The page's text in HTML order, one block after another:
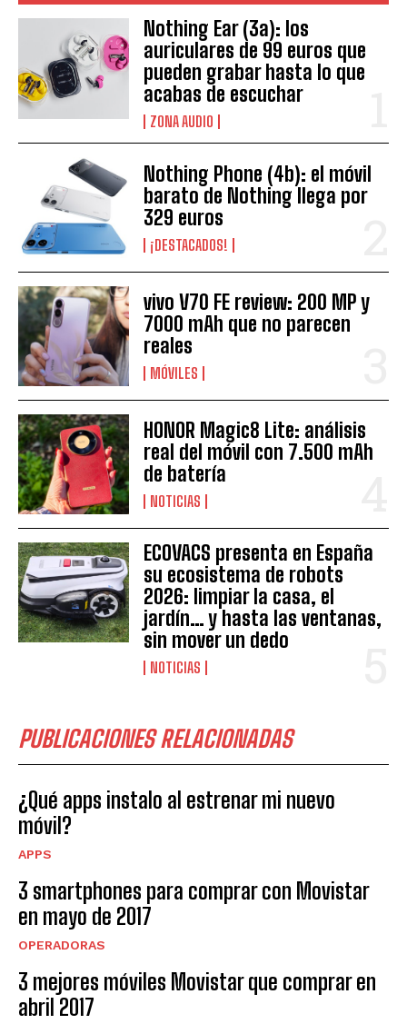
Nothing Ear (3a): los
auriculares de 99 euros que
pueden grabar hasta lo que
acabas de escuchar
ZONA AUDIO
Nothing Phone (4b): el móvil
barato de Nothing llega por
329 euros
¡DESTACADOS!
vivo V70 FE review: 200 MP y
7000 mAh que no parecen
reales
MÓVILES
HONOR Magic8 Lite: análisis
real del móvil con 7.500 mAh
de batería
NOTICIAS
ECOVACS presenta en España
su ecosistema de robots
2026: limpiar la casa, el
jardín… y hasta las ventanas,
sin mover un dedo
NOTICIAS
PUBLICACIONES RELACIONADAS
¿Qué apps instalo al estrenar mi nuevo
móvil?
APPS
3 smartphones para comprar con Movistar
en mayo de 2017
OPERADORAS
3 mejores móviles Movistar que comprar en
abril 2017